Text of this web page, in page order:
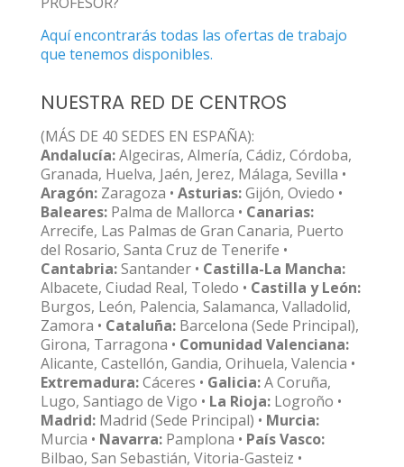
Aquí encontrarás todas las ofertas de trabajo
que tenemos disponibles.
NUESTRA RED DE CENTROS
(MÁS DE 40 SEDES EN ESPAÑA):
Andalucía:Algeciras, Almería, Cádiz, Córdoba,
Granada, Huelva, Jaén, Jerez, Málaga, Sevilla •
Aragón: Zaragoza • Asturias:Gijón, Oviedo •
Baleares: Palma de Mallorca • Canarias:
Arrecife, Las Palmas de Gran Canaria, Puerto
del Rosario, Santa Cruz de Tenerife •
Cantabria:Santander • Castilla-La Mancha:
Albacete, Ciudad Real, Toledo • Castilla y León:
Burgos, León, Palencia, Salamanca, Valladolid,
Zamora • Cataluña: Barcelona (Sede Principal),
Girona, Tarragona • Comunidad Valenciana:
Alicante, Castellón, Gandia, Orihuela, Valencia •
Extremadura:Cáceres • Galicia:A Coruña,
Lugo, Santiago de Vigo • La Rioja: Logroño •
Madrid: Madrid (Sede Principal) • Murcia:
Murcia • Navarra: Pamplona • País Vasco:
Bilbao, San Sebastián, Vitoria-Gasteiz •